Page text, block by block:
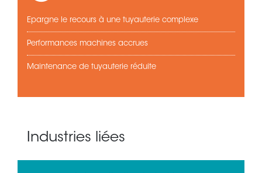
Epargne le recours à une tuyauterie complexe
Performances machines accrues
Maintenance de tuyauterie réduite
Industries liées